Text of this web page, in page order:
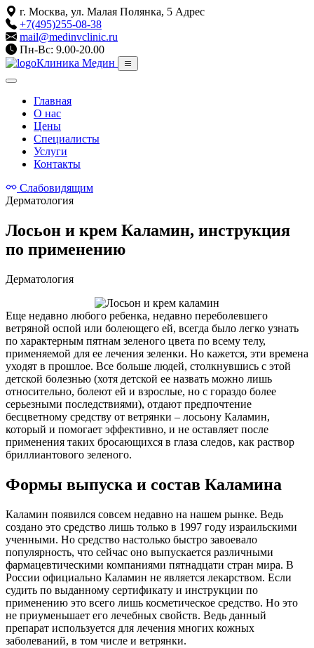
г. Москва, ул. Малая Полянка, 5 Адрес
+7(495)255-08-38
mail@medinvclinic.ru
Пн-Вс: 9.00-20.00
Клиника Медин
Главная
О нас
Цены
Специалисты
Услуги
Контакты
Слабовидящим
Дерматология
Лосьон и крем Каламин, инструкция
по применению
Дерматология
Еще недавно любого ребенка, недавно переболевшего
ветряной оспой или болеющего ей, всегда было легко узнать
по характерным пятнам зеленого цвета по всему телу,
применяемой для ее лечения зеленки. Но кажется, эти времена
уходят в прошлое. Все больше людей, столкнувшись с этой
детской болезнью (хотя детской ее назвать можно лишь
относительно, болеют ей и взрослые, но с гораздо более
серьезными последствиями), отдают предпочтение
бесцветному средству от ветрянки – лосьону Каламин,
который и помогает эффективно, и не оставляет после
применения таких бросающихся в глаза следов, как раствор
бриллиантового зеленого.
Формы выпуска и состав Каламина
Каламин появился совсем недавно на нашем рынке. Ведь
создано это средство лишь только в 1997 году израильскими
ученными. Но средство настолько быстро завоевало
популярность, что сейчас оно выпускается различными
фармацевтическими компаниями пятнадцати стран мира. В
России официально Каламин не является лекарством. Если
судить по выданному сертификату и инструкции по
применению это всего лишь косметическое средство. Но это
не приуменьшает его лечебных свойств. Ведь данный
препарат используется для лечения многих кожных
заболеваний, в том числе и ветрянки.